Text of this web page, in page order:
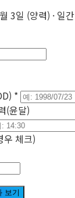
3일 (양력) · 일간
*
(윤달)
우 체크)
보기